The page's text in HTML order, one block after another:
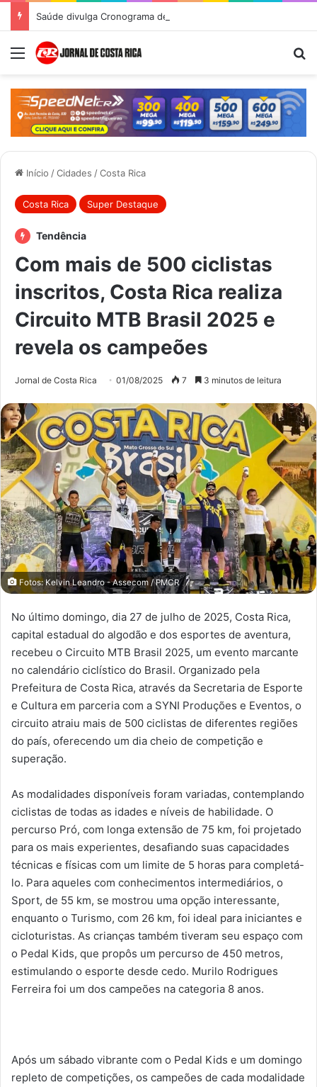
Menu
Início /Cidades /Costa Rica
Costa Rica Super Destaque
Tendência
Com mais de 500 ciclistas
inscritos, Costa Rica realiza
Circuito MTB Brasil 2025 e
revela os campeões
Jornal de Costa Rica 01/08/2025 7 3 minutos de leitura
Fotos: Kelvin Leandro - Assecom / PMCR
No último domingo, dia 27 de julho de 2025, Costa Rica,
capital estadual do algodão e dos esportes de aventura,
recebeu o Circuito MTB Brasil 2025, um evento marcante
no calendário ciclístico do Brasil. Organizado pela
Prefeitura de Costa Rica, através da Secretaria de Esporte
e Cultura em parceria com a SYNI Produções e Eventos, o
circuito atraiu mais de 500 ciclistas de diferentes regiões
do país, oferecendo um dia cheio de competição e
superação.
As modalidades disponíveis foram variadas, contemplando
ciclistas de todas as idades e níveis de habilidade. O
percurso Pró, com longa extensão de 75 km, foi projetado
para os mais experientes, desafiando suas capacidades
técnicas e físicas com um limite de 5 horas para completá-
lo. Para aqueles com conhecimentos intermediários, o
Sport, de 55 km, se mostrou uma opção interessante,
enquanto o Turismo, com 26 km, foi ideal para iniciantes e
cicloturistas. As crianças também tiveram seu espaço com
o Pedal Kids, que propôs um percurso de 450 metros,
estimulando o esporte desde cedo. Murilo Rodrigues
Ferreira foi um dos campeões na categoria 8 anos.
Após um sábado vibrante com o Pedal Kids e um domingo
repleto de competições, os campeões de cada modalidade